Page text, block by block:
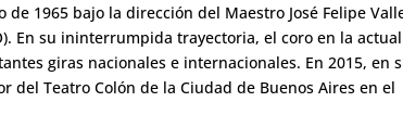
1965 bajo la dirección del Maestro José Felipe
En su ininterrumpida trayectoria, el coro en la
giras nacionales e internacionales. En 2015, en
del Teatro Colón de la Ciudad de Buenos Aires en el